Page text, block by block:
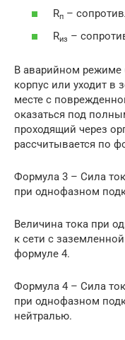
Rп –
Rиз –
В аварийном режиме
корпус или уходит в
месте с
оказаться под
проходящий через
рассчитывается по
Формула 3 – Сила
при однофазном
Величина тока при
к сети с
формуле 4.
Формула 4 – Сила
при однофазном
нейтралью.